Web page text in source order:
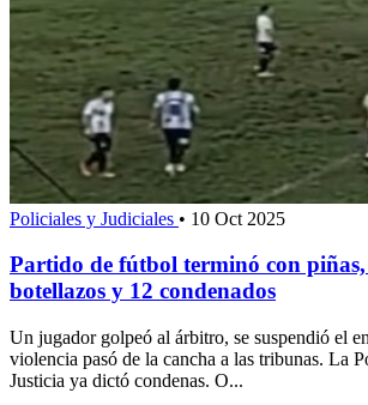
Policiales y Judiciales • 10 Oct 2025
Partido de fútbol terminó con
botellazos y 12 condenados
Un jugador golpeó al árbitro, se suspendió el
violencia pasó de la cancha a las tribunas. La
Justicia ya dictó condenas. O...